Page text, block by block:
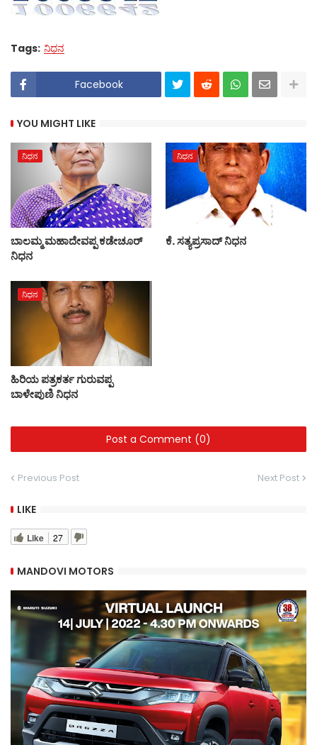
Tags: ನಿಧನ
Facebook
YOU MIGHT LIKE
ನಿಧನ
ಬಾಲಮ್ಮ ಮಹಾದೇವಪ್ಪ ಕಡೇಚೂರ್
ನಿಧನ
ನಿಧನ
ಕೆ. ಸತ್ಯಪ್ರಸಾದ್ ನಿಧನ
ನಿಧನ
ಹಿರಿಯ ಪತ್ರಕರ್ತ ಗುರುವಪ್ಪ
ಬಾಳೇಪುಣಿ ನಿಧನ
Post a Comment (0)
Previous Post Next Post
LIKE
Like 27
MANDOVI MOTORS